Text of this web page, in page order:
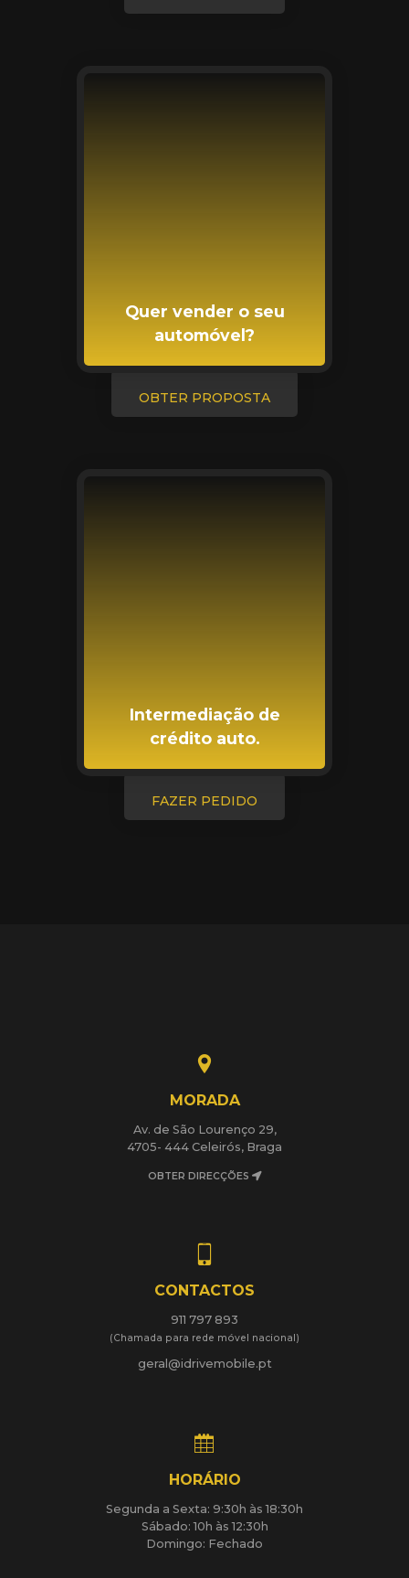
Quer vender o seu
automóvel?
OBTER PROPOSTA
Intermediação de
crédito auto.
FAZER PEDIDO
MORADA
Av. de São Lourenço 29,
4705- 444 Celeirós, Braga
OBTER DIRECÇÕES
CONTACTOS
911 797 893
(Chamada para rede móvel nacional)
geral@idrivemobile.pt
HORÁRIO
Segunda a Sexta: 9:30h às 18:30h
Sábado: 10h às 12:30h
Domingo: Fechado